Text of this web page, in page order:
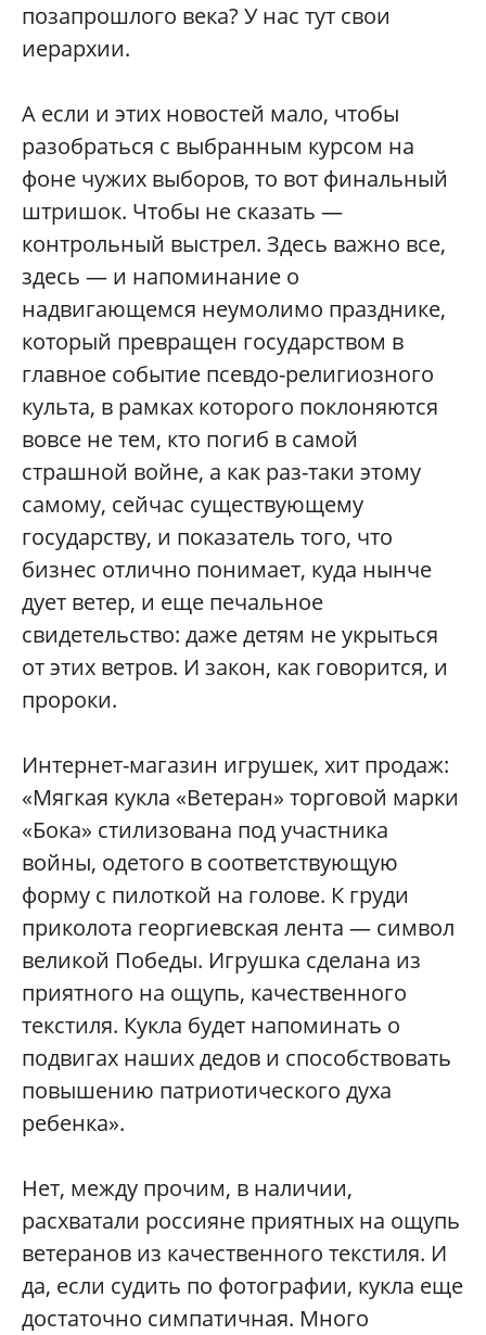
позапрошлого века? У нас тут свои
иерархии.
А если и этих новостей мало, чтобы
разобраться с выбранным курсом на
фоне чужих выборов, то вот финальный
штришок. Чтобы не сказать —
контрольный выстрел. Здесь важно все,
здесь — и напоминание о
надвигающемся неумолимо празднике,
который превращен государством в
главное событие псевдо-религиозного
культа, в рамках которого поклоняются
вовсе не тем, кто погиб в самой
страшной войне, а как раз-таки этому
самому, сейчас существующему
государству, и показатель того, что
бизнес отлично понимает, куда нынче
дует ветер, и еще печальное
свидетельство: даже детям не укрыться
от этих ветров. И закон, как говорится, и
пророки.
Интернет-магазин игрушек, хит продаж:
«Мягкая кукла «Ветеран» торговой марки
«Бока» стилизована под участника
войны, одетого в соответствующую
форму с пилоткой на голове. К груди
приколота георгиевская лента — символ
великой Победы. Игрушка сделана из
приятного на ощупь, качественного
текстиля. Кукла будет напоминать о
подвигах наших дедов и способствовать
повышению патриотического духа
ребенка».
Нет, между прочим, в наличии,
расхватали россияне приятных на ощупь
ветеранов из качественного текстиля. И
да, если судить по фотографии, кукла еще
достаточно симпатичная. Много